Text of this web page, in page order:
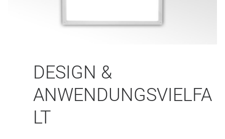
DESIGN &
ANWENDUNGSVIELFA
LT